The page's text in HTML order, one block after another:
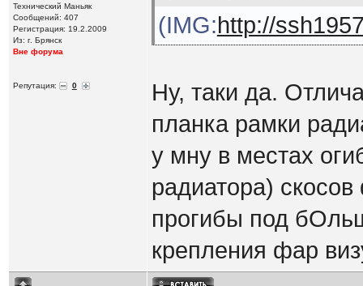
Технический Маньяк
Сообщений: 407
Регистрация: 19.2.2009
Из: г. Брянск
Вне форума
Репутация: 0
(IMG:http://
Ну, таки да.
планка рамки
у мну в местах
радиатора)
прогибы под
крепления фар